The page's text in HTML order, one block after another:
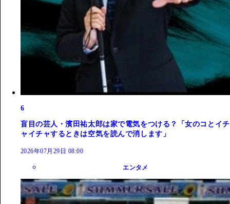
6
盲目の芸人・濱田祐太郎は家で電気をつける？「女のコとイチ
ャイチャするときは空気を読んで消します」
2026年07月29日 08:00
エンタメ